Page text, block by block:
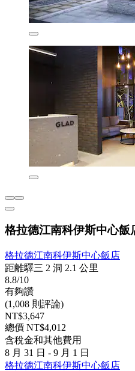
格拉德江南科伊斯中心飯
格拉德江南科伊斯中心飯店
距離驛三 2 洞 2.1 公里
8.8/10
有夠讚
(1,008 則評論)
NT$3,647
總價 NT$4,012
含稅金和其他費用
8 月 31 日 - 9 月 1 日
格拉德江南科伊斯中心飯店